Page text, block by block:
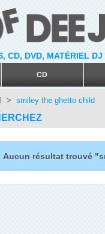
CD, DVD, MATÉRIEL
CD
> smiley the ghetto child
Aucun résultat trouvé